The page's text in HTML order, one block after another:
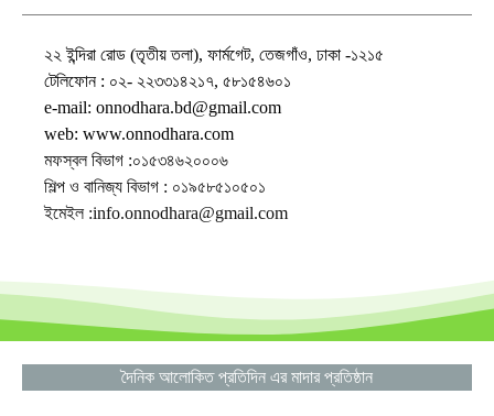
২২ ইন্দিরা রোড (তৃতীয় তলা), ফার্মগেট, তেজগাঁও, ঢাকা -১২১৫
টেলিফোন : ০২- ২২৩৩১৪২১৭, ৫৮১৫৪৬০১
e-mail: onnodhara.bd@gmail.com
web: www.onnodhara.com
মফস্বল বিভাগ :০১৫৩৪৬২০০০৬
শিল্প ও বানিজ্য বিভাগ : ০১৯৫৮৫১০৫০১
ইমেইল :info.onnodhara@gmail.com
দৈনিক আলোকিত প্রতিদিন এর মাদার প্রতিষ্ঠান